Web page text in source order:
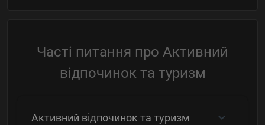
Часті питання про Активний
відпочинок та туризм
Активний відпочинок та туризм